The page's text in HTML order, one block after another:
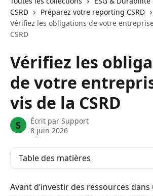
CSRD
Préparez votre reporting CSRD
Vérifiez les obligations de votre
CSRD
Vérifiez les
de votre
vis de la CSRD
S Écrit par Support
8 juin 2026
Table des matières
Avant d’investir des ressources